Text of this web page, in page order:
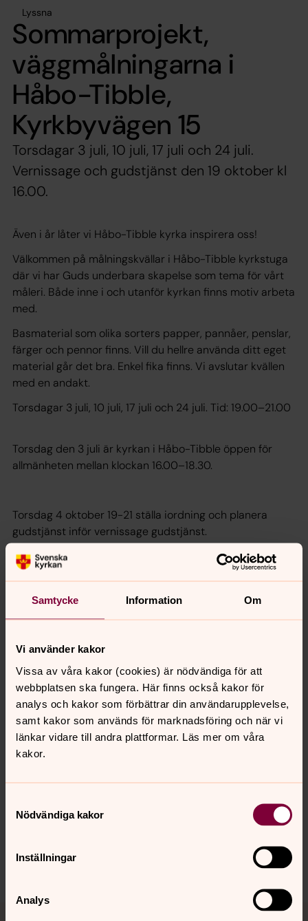
Samtycke Information Om
Vi använder kakor
Vissa av våra kakor (cookies) är nödvändiga för att
webbplatsen ska fungera. Här finns också kakor för
analys och kakor som förbättrar din användarupplevelse,
samt kakor som används för marknadsföring och när vi
länkar vidare till andra plattformar. Läs mer om våra
kakor.
Nödvändiga kakor
Inställningar
Analys
Lyssna
Sommarprojekt,
väggmålningarna i
Håbo-Tibble,
Kyrkbyvägen 15
Torsdagar 3 juli, 10 juli, 17 juli och 24 juli.
Vernissage och gudstjänst den 19 oktober kl
16.00.
Även i år låter vi Håbo-Tibble kyrka inspirera oss!
Välkommen på målningskvällar i Håbo-Tibble kyrkstuga
där vi har Guds underbara skapelse som tema för vårt
måleri. Både inne i och utanför kyrkan finns motiv arbeta
med.
Basmaterial som olika sorters papper, pannåer, penslar,
färger och pennor finns. Vill du hellre använda ditt eget
material går det bra. Enkel fika finns. Vi avslutar kvällen
med en andakt.
Torsdagar 3 juli, 10 juli, 17 juli och 24 juli. Tid: 19.00–21.00
Torsdag den 3 juli är kyrkan i Håbo-Tibble öppen för
allmänheten mellan klockan 16.00–18.30.
Torsdag 4 oktober 19-21 ställa iordning och planera
gudstjänst inför vernissage gudstjänst.
Söndag 19 oktober 16.00 vernissage och gudstjänst med
kören Sångglädje. Kyrkan är öppen från 15.30 för
Anette Becker Lundell, präst
Telefon 08 584 808 82
Senast ändrad 2 juli 2025
innehåll?
Dela
Tillbaka till toppen
Tillbaka till innehållet